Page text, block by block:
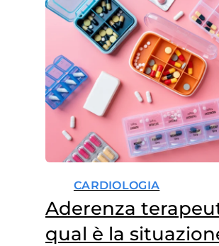
CARDIOLOGIA
Aderenza
qual è la